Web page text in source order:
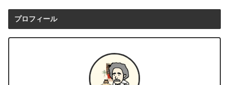
プロフィール